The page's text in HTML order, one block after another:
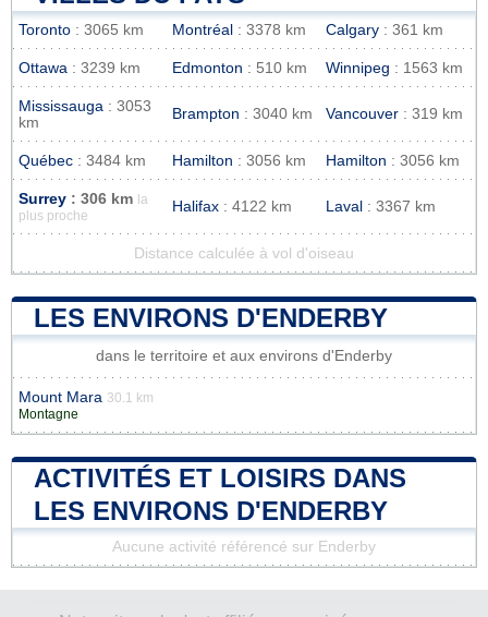
Toronto : 3065 km Montréal : 3378 km Calgary : 361 km
Ottawa : 3239 km Edmonton : 510 km Winnipeg : 1563 km
Mississauga : 3053
km
Brampton : 3040 km Vancouver : 319 km
Québec : 3484 km Hamilton : 3056 km Hamilton : 3056 km
Surrey : 306 km
la
plus proche
Halifax : 4122 km Laval : 3367 km
Distance calculée à vol d'oiseau
LES ENVIRONS D'ENDERBY
dans le territoire et aux environs d'Enderby
Mount Mara 30.1 km
Montagne
ACTIVITÉS ET LOISIRS DANS
LES ENVIRONS D'ENDERBY
Aucune activité référencé sur Enderby